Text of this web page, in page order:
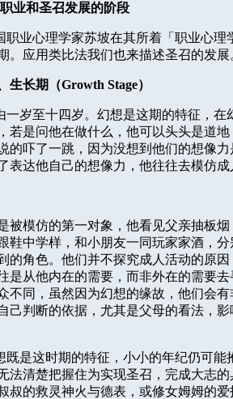
职业和圣召发展的阶段
职业心理学家苏坡在其所着「职业心
。应用类比法我们也来描述圣召的发展
生长期（Growth Stage）
一岁至十四岁。幻想是这期的特征，
若是问他在做什么，他可以头头是道
的吓了一跳，因为没想到他们的想像
表达他自己的想像力，他往往去模仿
被模仿的第一对象，他看见父亲抽板
鞋中学样，和小朋友一同玩家家酒，
的角色。他们并不探究成人活动的原
是从他内在的需要，而非外在的需要
不同，虽然因为幻想的缘故，他们会
己判断的依据，尤其是父母的看法，
既是这时期的特征，小小的年纪仍可
法清楚把握住为实现圣召，完成大志
叔的救灵神火与德表，或修女姆姆的